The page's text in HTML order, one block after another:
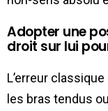
Adopter une
droit sur lui
L’erreur
les bras tendus